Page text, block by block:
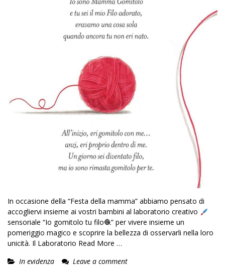
In occasione della “Festa della mamma” abbiamo pensato di
accogliervi insieme ai vostri bambini al laboratorio creativo
sensoriale “Io gomitolo tu filo🧶” per vivere insieme un
pomeriggio magico e scoprire la bellezza di osservarli nella loro
unicità. Il Laboratorio Read More …
In evidenza
Leave a comment